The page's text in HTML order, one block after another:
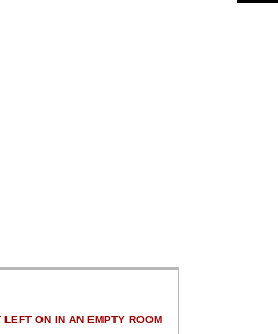
ON IN AN EMPTY ROOM